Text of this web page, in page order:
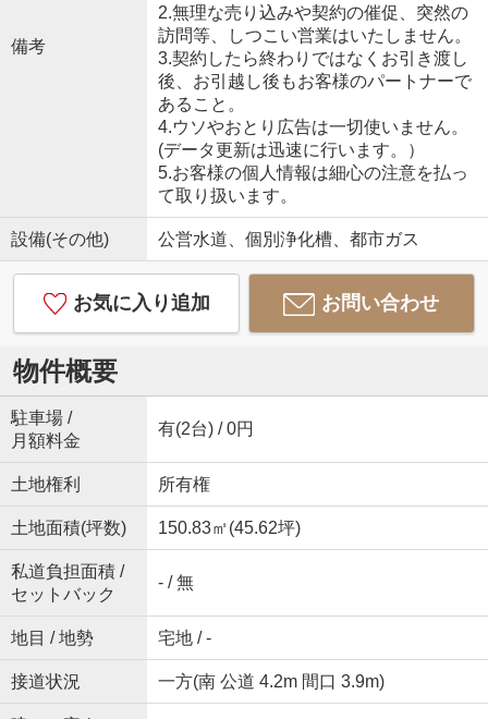
備考
2.無理な売り込みや契約の催促、突然の
訪問等、しつこい営業はいたしません。
3.契約したら終わりではなくお引き渡し
後、お引越し後もお客様のパートナーで
あること。
4.ウソやおとり広告は一切使いません。
(データ更新は迅速に行います。）
5.お客様の個人情報は細心の注意を払っ
て取り扱います。
設備(その他) 公営水道、個別浄化槽、都市ガス
お気に入り追加 お問い合わせ
物件概要
駐車場 /
月額料金
有(2台) / 0円
土地権利 所有権
土地面積(坪数) 150.83㎡(45.62坪)
私道負担面積 /
セットバック
- / 無
地目 / 地勢 宅地 / -
接道状況 一方(南 公道 4.2m 間口 3.9m)